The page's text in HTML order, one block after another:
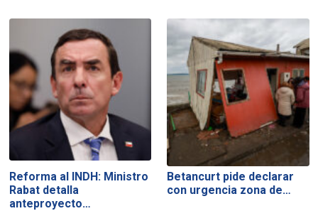
Reforma al INDH: Ministro
Rabat detalla
anteproyecto…
Betancurt pide declarar
con urgencia zona de…